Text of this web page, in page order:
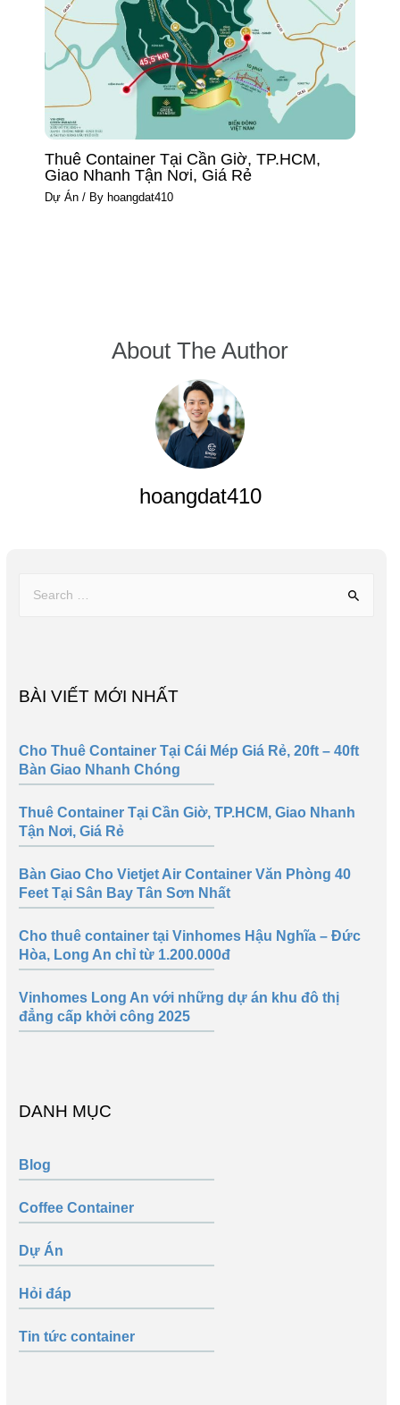
BÀI VIẾT MỚI NHẤT
Cho Thuê Container Tại Cái Mép Giá Rẻ, 20ft – 40ft
Bàn Giao Nhanh Chóng
Thuê Container Tại Cần Giờ, TP.HCM, Giao Nhanh
Tận Nơi, Giá Rẻ
Bàn Giao Cho Vietjet Air Container Văn Phòng 40
Feet Tại Sân Bay Tân Sơn Nhất
Cho thuê container tại Vinhomes Hậu Nghĩa – Đức
Hòa, Long An chỉ từ 1.200.000đ
Vinhomes Long An với những dự án khu đô thị
đẳng cấp khởi công 2025
DANH MỤC
Blog
Coffee Container
Dự Án
Hỏi đáp
Tin tức container
Thuê Container Tại Cần Giờ, TP.HCM,
Giao Nhanh Tận Nơi, Giá Rẻ
Dự Án / By hoangdat410
About The Author
hoangdat410